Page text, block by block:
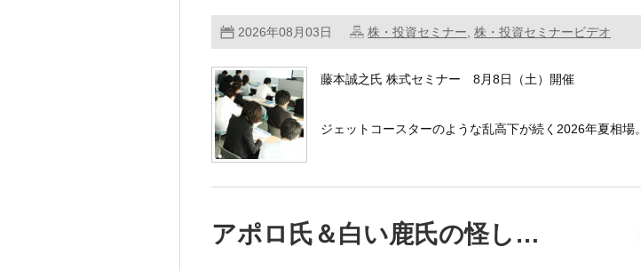
2026年08月03日 株・投資セミナー 株・投資セミナービデオ
藤本誠之氏 株式セミナー 8月8日（土）開催
ジェットコースターのような乱高下が続く2026年夏相場。
アポロ氏＆白い鹿氏の怪し…